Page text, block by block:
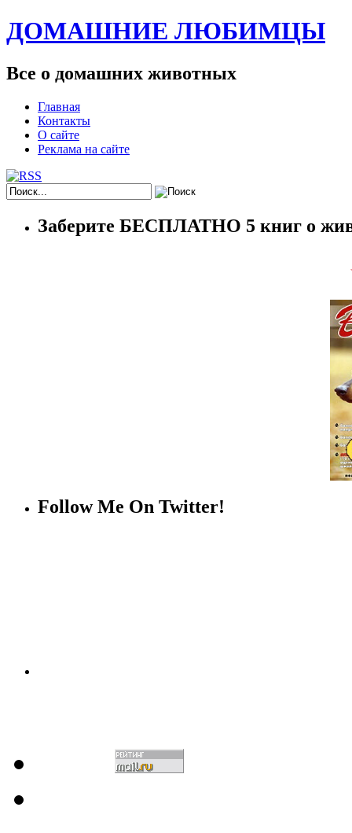
ДОМАШНИЕ ЛЮБИМЦЫ
Все о домашних животных
Главная
Контакты
О сайте
Реклама на сайте
Заберите БЕСПЛАТНО 5 книг о
Follow Me On Twitter!